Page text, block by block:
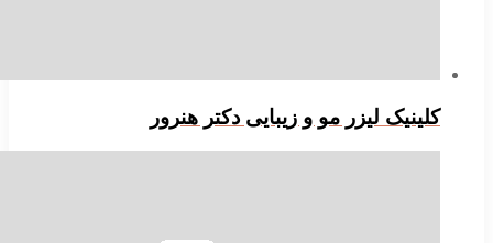
لیزر مو و زیبایی دکتر هنرور